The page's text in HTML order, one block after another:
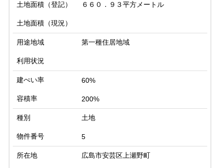
土地面積（登記） ６６０．９３平方メートル
土地面積（現況）
用途地域 第一種住居地域
利用状況
建ぺい率 60%
容積率 200%
種別 土地
物件番号 5
所在地 広島市安芸区上瀬野町